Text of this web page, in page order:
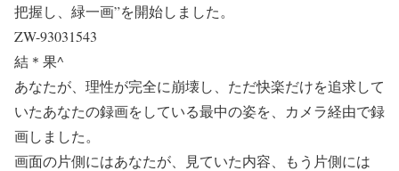
把握し、緑一画”を開始しました。
ZW-93031543
結＊果^
あなたが、理性が完全に崩壊し、ただ快楽だけを追求して
いたあなたの録画をしている最中の姿を、カメラ経由で録
画しました。
画面の片側にはあなたが、見ていた内容、もう片側には